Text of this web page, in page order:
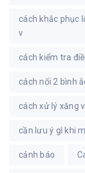
cách khắc phục
v
cách kiểm tra
cách nối 2 bình
cách xử lý xăng
cần lưu ý gì khi
cảnh báo